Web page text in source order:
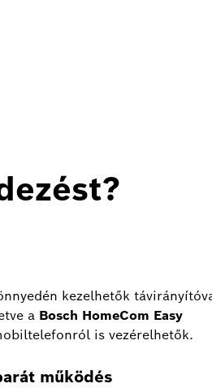
kezelhetők
a Bosch HomeCom Easy
is vezérelhetők.
működés